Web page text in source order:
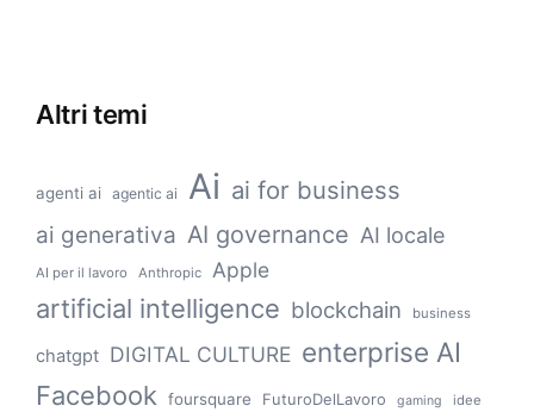
Altri temi
agenti ai agentic ai Ai ai for business
ai generativa AI governance AI locale
AI per il lavoro Anthropic Apple
artificial intelligence blockchain business
chatgpt DIGITAL CULTURE enterprise AI
Facebook foursquare FuturoDelLavoro gaming idee